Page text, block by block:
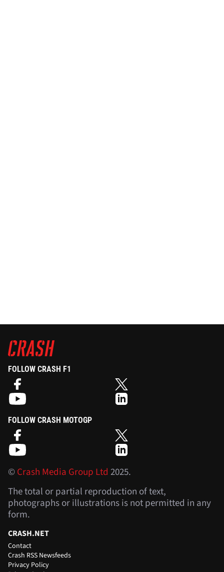
FOLLOW CRASH F1
FOLLOW CRASH MOTOGP
©Crash Media Group Ltd 2025.
The total or partial reproduction of text,
photographs or illustrations is not permitted in any
form.
CRASH.NET
Contact
Crash RSS Newsfeeds
Privacy Policy